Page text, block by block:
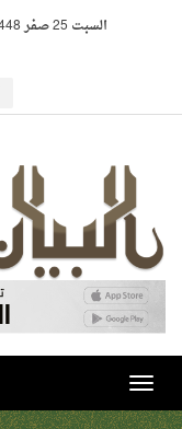
السبت 25 صفر 1448 هـ
Toggle
navigation